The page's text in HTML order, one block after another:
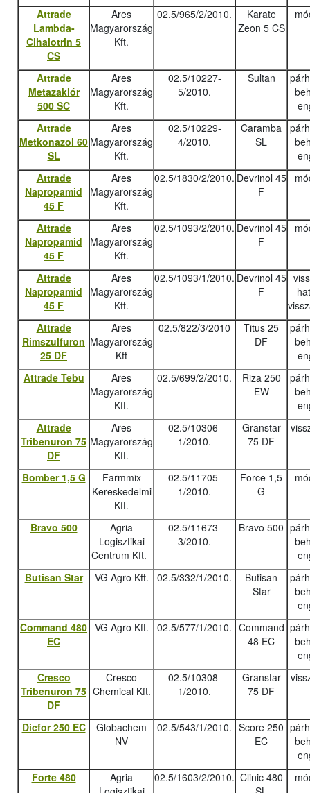
Attrade
Lambda-
Cihalotrin 5
CS
Ares
Magyarország
Kft.
02.5/965/2/2010.
Karate
Zeon 5 CS
Attrade
Metazaklór
500 SC
Ares
Magyarország
Kft.
02.5/10227-
5/2010.
Sultan
Attrade
Metkonazol 60
SL
Ares
Magyarország
Kft.
02.5/10229-
4/2010.
Caramba
SL
Attrade
Napropamid
45 F
Ares
Magyarország
Kft.
02.5/1830/2/2010. Devrinol 45
F
Attrade
Napropamid
45 F
Ares
Magyarország
Kft.
02.5/1093/2/2010. Devrinol 45
F
Attrade
Napropamid
45 F
Ares
Magyarország
Kft.
02.5/1093/1/2010. Devrinol 45
F
Attrade
Rimszulfuron
25 DF
Ares
Magyarország
Kft
02.5/822/3/2010
Titus 25
DF
Attrade Tebu
Ares
Magyarország
Kft.
02.5/699/2/2010.
Riza 250
EW
Attrade
Tribenuron 75
DF
Ares
Magyarország
Kft.
02.5/10306-
1/2010.
Granstar
75 DF
Bomber 1,5 G
Farmmix
Kereskedelmi
Kft.
02.5/11705-
1/2010.
Force 1,5
G
Bravo 500
Agria
Logisztikai
Centrum Kft.
02.5/11673-
3/2010.
Bravo 500
Butisan Star
VG Agro Kft. 02.5/332/1/2010.
Butisan
Star
Command 480
EC
VG Agro Kft. 02.5/577/1/2010. Command
48 EC
Cresco
Tribenuron 75
DF
Cresco
Chemical Kft.
02.5/10308-
1/2010.
Granstar
75 DF
Dicfor 250 EC
Globachem
NV
02.5/543/1/2010. Score 250
EC
Forte 480
Agria
02.5/1603/2/2010. Clinic 480